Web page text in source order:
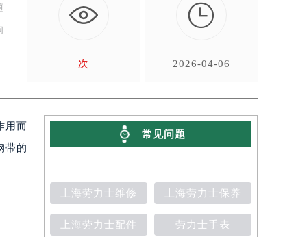
次

2026-04-06
用而
带的
常见问题
上海劳力士维修 上海劳力士保养
上海劳力士配件 劳力士手表